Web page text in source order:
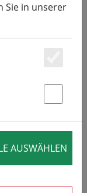
Sie in unserer
AUSWÄHLEN